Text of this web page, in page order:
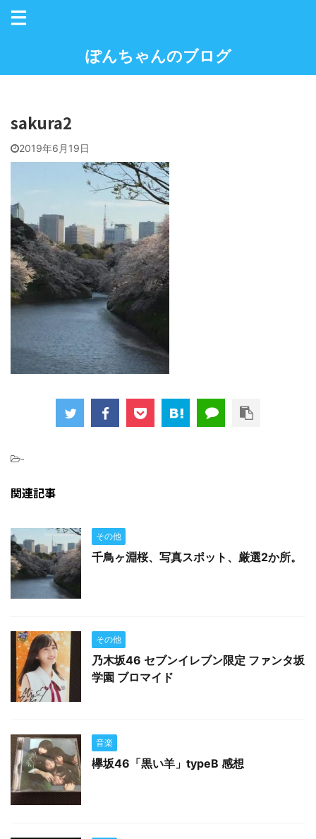
ぽんちゃんのブログ
sakura2
2019年6月19日
-
関連記事
その他
千鳥ヶ淵桜、写真スポット、厳選2か所。
その他
乃木坂46 セブンイレブン限定 ファンタ坂
学園 ブロマイド
音楽
欅坂46「黒い羊」typeB 感想